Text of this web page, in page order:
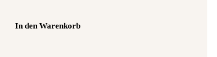
In den Warenkorb